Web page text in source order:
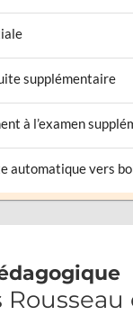
supplémentaire
à l’examen
automatique vers
Rousseau